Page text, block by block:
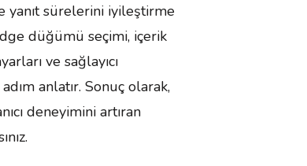
yanıt sürelerini iyileştirme
düğümü seçimi, içerik
ve sağlayıcı
adım anlatır. Sonuç olarak,
deneyimini artıran